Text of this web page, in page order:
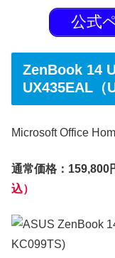
公式
ZenBook 14
UX435EAL（
Microsoft Office
通常価格：159,800
込）